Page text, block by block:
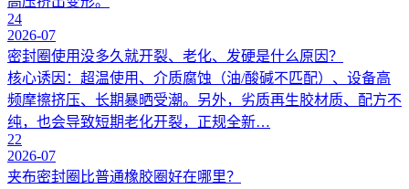
24
2026-07
密封圈使用没多久就开裂、老化、发硬是什么原因？
核心诱因：超温使用、介质腐蚀（油/酸碱不匹配）、设备高
频摩擦挤压、长期暴晒受潮。另外，劣质再生胶材质、配方不
纯，也会导致短期老化开裂，正规全新…
22
2026-07
夹布密封圈比普通橡胶圈好在哪里？